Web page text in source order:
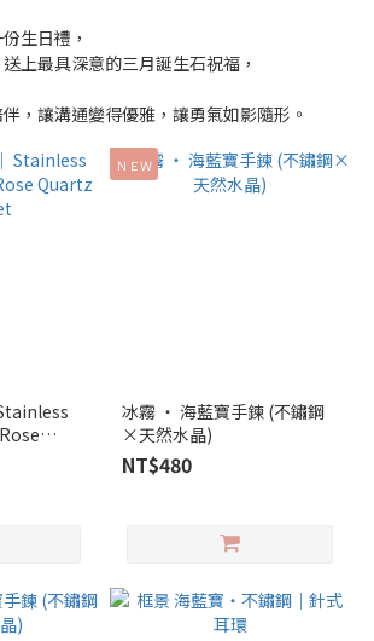
生日禮，
上最具深意的三月誕生石祝福，
，讓溝通變得優雅，讓勇氣如影隨形。
ＮＥＷ
冰霧 ‧ 海藍寶手鍊 (不鏽鋼
×天然水晶)
NT$480